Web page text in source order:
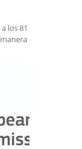
los 81